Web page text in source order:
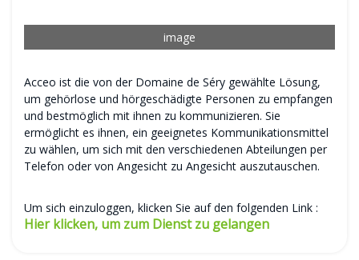
image
Acceo ist die von der Domaine de Séry gewählte Lösung,
um gehörlose und hörgeschädigte Personen zu empfangen
und bestmöglich mit ihnen zu kommunizieren. Sie
ermöglicht es ihnen, ein geeignetes Kommunikationsmittel
zu wählen, um sich mit den verschiedenen Abteilungen per
Telefon oder von Angesicht zu Angesicht auszutauschen.
Um sich einzuloggen, klicken Sie auf den folgenden Link :
Hier klicken, um zum Dienst zu gelangen